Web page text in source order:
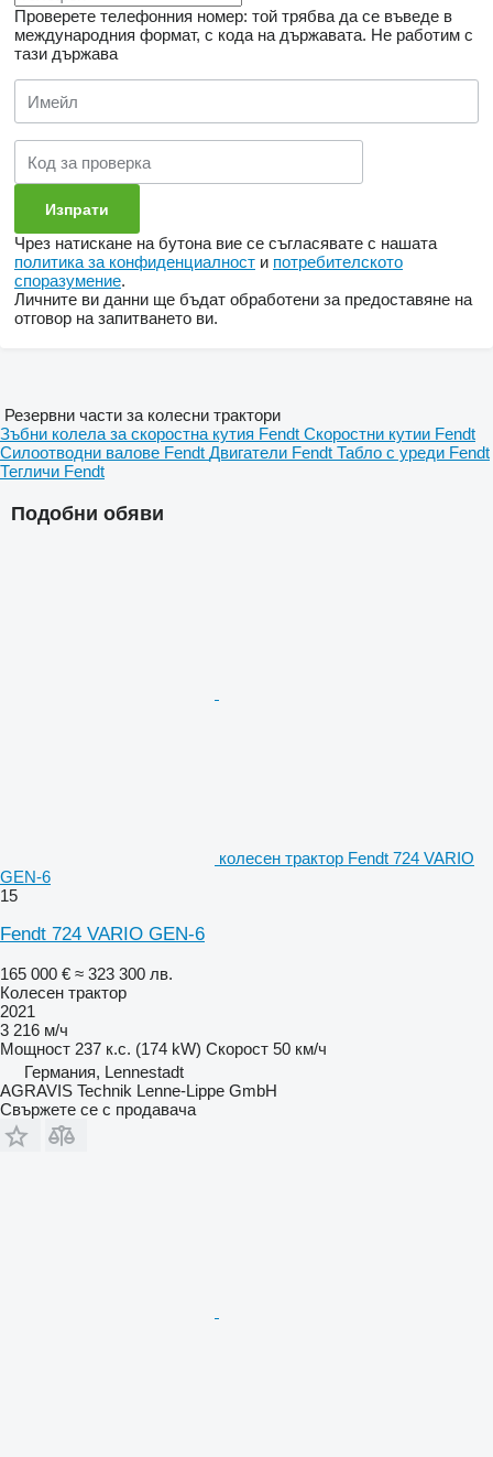
Проверете телефонния номер: той трябва да се въведе в
международния формат, с кода на държавата. Не работим с
тази държава
Чрез натискане на бутона вие се съгласявате с нашата
политика за конфиденциалност и потребителското
споразумение.
Личните ви данни ще бъдат обработени за предоставяне на
отговор на запитването ви.
Подобни обяви
колесен трактор Fendt 724 VARIO
GEN-6
15
Fendt 724 VARIO GEN-6
165 000 € ≈ 323 300 лв.
Колесен трактор
2021
3 216 м/ч
Мощност 237 к.с. (174 kW) Скорост 50 км/ч
Германия, Lennestadt
AGRAVIS Technik Lenne-Lippe GmbH
Свържете се с продавача
Резервни части за колесни трактори
Зъбни колела за скоростна кутия Fendt Скоростни кутии Fendt
Силоотводни валове Fendt Двигатели Fendt Табло с уреди Fendt
Тегличи Fendt